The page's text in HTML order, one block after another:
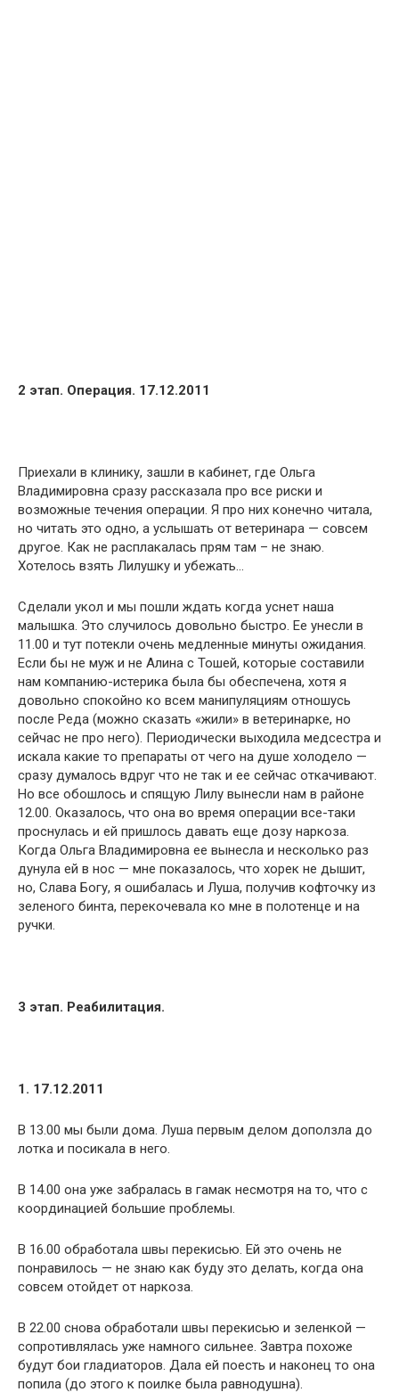
2 этап. Операция. 17.12.2011
Приехали в клинику, зашли в кабинет, где Ольга
Владимировна сразу рассказала про все риски и
возможные течения операции. Я про них конечно читала,
но читать это одно, а услышать от ветеринара — совсем
другое. Как не расплакалась прям там – не знаю.
Хотелось взять Лилушку и убежать…
Сделали укол и мы пошли ждать когда уснет наша
малышка. Это случилось довольно быстро. Ее унесли в
11.00 и тут потекли очень медленные минуты ожидания.
Если бы не муж и не Алина с Тошей, которые составили
нам компанию-истерика была бы обеспечена, хотя я
довольно спокойно ко всем манипуляциям отношусь
после Реда (можно сказать «жили» в ветеринарке, но
сейчас не про него). Периодически выходила медсестра и
искала какие то препараты от чего на душе холодело —
сразу думалось вдруг что не так и ее сейчас откачивают.
Но все обошлось и спящую Лилу вынесли нам в районе
12.00. Оказалось, что она во время операции все-таки
проснулась и ей пришлось давать еще дозу наркоза.
Когда Ольга Владимировна ее вынесла и несколько раз
дунула ей в нос — мне показалось, что хорек не дышит,
но, Слава Богу, я ошибалась и Луша, получив кофточку из
зеленого бинта, перекочевала ко мне в полотенце и на
ручки.
3 этап. Реабилитация.
1. 17.12.2011
В 13.00 мы были дома. Луша первым делом доползла до
лотка и посикала в него.
В 14.00 она уже забралась в гамак несмотря на то, что с
координацией большие проблемы.
В 16.00 обработала швы перекисью. Ей это очень не
понравилось — не знаю как буду это делать, когда она
совсем отойдет от наркоза.
В 22.00 снова обработали швы перекисью и зеленкой —
сопротивлялась уже намного сильнее. Завтра похоже
будут бои гладиаторов. Дала ей поесть и наконец то она
попила (до этого к поилке была равнодушна).